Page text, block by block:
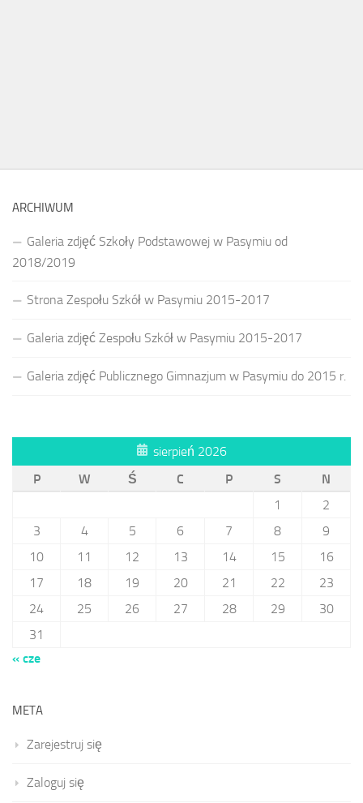
ARCHIWUM
Galeria zdjęć Szkoły Podstawowej w Pasymiu od
2018/2019
Strona Zespołu Szkół w Pasymiu 2015-2017
Galeria zdjęć Zespołu Szkół w Pasymiu 2015-2017
Galeria zdjęć Publicznego Gimnazjum w Pasymiu do 2015 r.
sierpień 2026
P
W Ś C P S
N
1
2
3
4 5 6 7 8
9
10
11 12 13 14 15
16
17
18 19 20 21 22
23
24
25 26 27 28 29
30
31
« cze
META
Zarejestruj się
Zaloguj się